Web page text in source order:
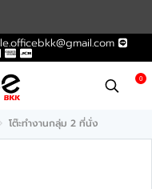
0
โต๊ะทำงานกลุ่ม 2 ที่นั่ง